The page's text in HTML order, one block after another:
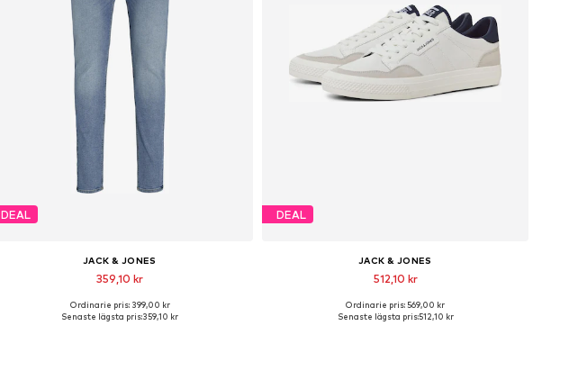
DEAL
JACK & JONES
359,10 kr
Tillgänglig i många storlekar
Ordinarie pris: 399,00 kr
Senaste lägsta pris:359,10 kr
DEAL
JACK & JONES
512,10 kr
Tillgänglig i många storlekar
Ordinarie pris: 569,00 kr
Senaste lägsta pris:512,10 kr